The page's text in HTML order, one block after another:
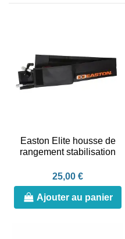
Easton Elite housse de
rangement stabilisation
25,00 €
Ajouter au panier